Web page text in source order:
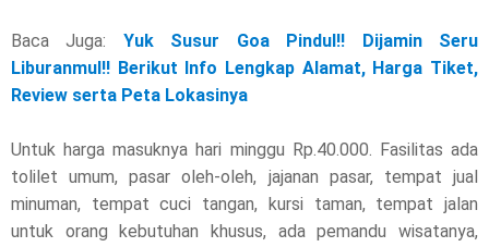
Baca Juga: Yuk Susur Goa Pindul!! Dijamin Seru
Liburanmul!! Berikut Info Lengkap Alamat, Harga Tiket,
Review serta Peta Lokasinya
Untuk harga masuknya hari minggu Rp.40.000. Fasilitas ada
tolilet umum, pasar oleh-oleh, jajanan pasar, tempat jual
minuman, tempat cuci tangan, kursi taman, tempat jalan
untuk orang kebutuhan khusus, ada pemandu wisatanya,